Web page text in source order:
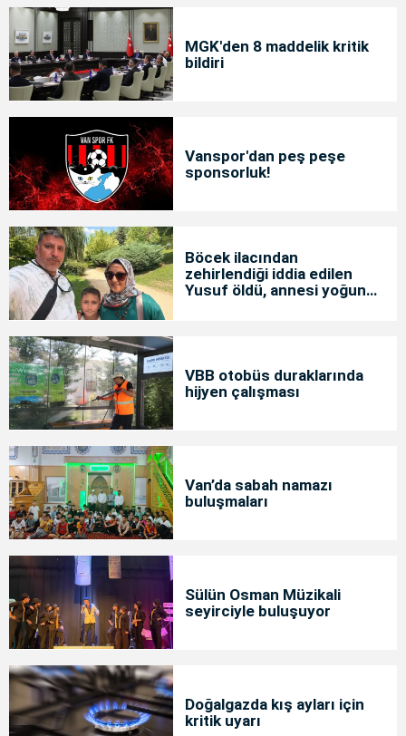
MGK'den 8 maddelik kritik
bildiri
Vanspor'dan peş peşe
sponsorluk!
Böcek ilacından
zehirlendiği iddia edilen
Yusuf öldü, annesi yoğun
VBB otobüs duraklarında
hijyen çalışması
Van’da sabah namazı
buluşmaları
Sülün Osman Müzikali
seyirciyle buluşuyor
Doğalgazda kış ayları için
kritik uyarı